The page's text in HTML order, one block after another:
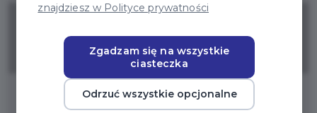
10%
ZNIŻKI
10% rabatu
znajdziesz w Polityce prywatności
Zgadzam się na wszystkie
ciasteczka
Odrzuć wszystkie opcjonalne